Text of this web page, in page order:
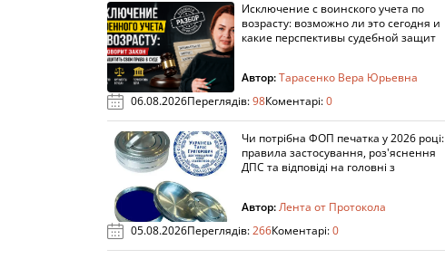
Исключение с воинского учета по
возрасту: возможно ли это сегодня и
какие перспективы судебной защит
Автор:Тарасенко Вера Юрьевна
06.08.2026Переглядів:98Коментарі:0
Чи потрібна ФОП печатка у 2026 році:
правила застосування, роз'яснення
ДПС та відповіді на головні з
Автор:Лента от Протокола
05.08.2026Переглядів:266Коментарі:0